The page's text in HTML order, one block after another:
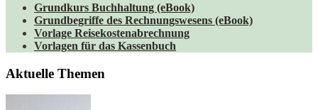
Grundkurs Buchhaltung (eBook)
Grundbegriffe des Rechnungswesens (eBook)
Vorlage Reisekostenabrechnung
Vorlagen für das Kassenbuch
Aktuelle Themen